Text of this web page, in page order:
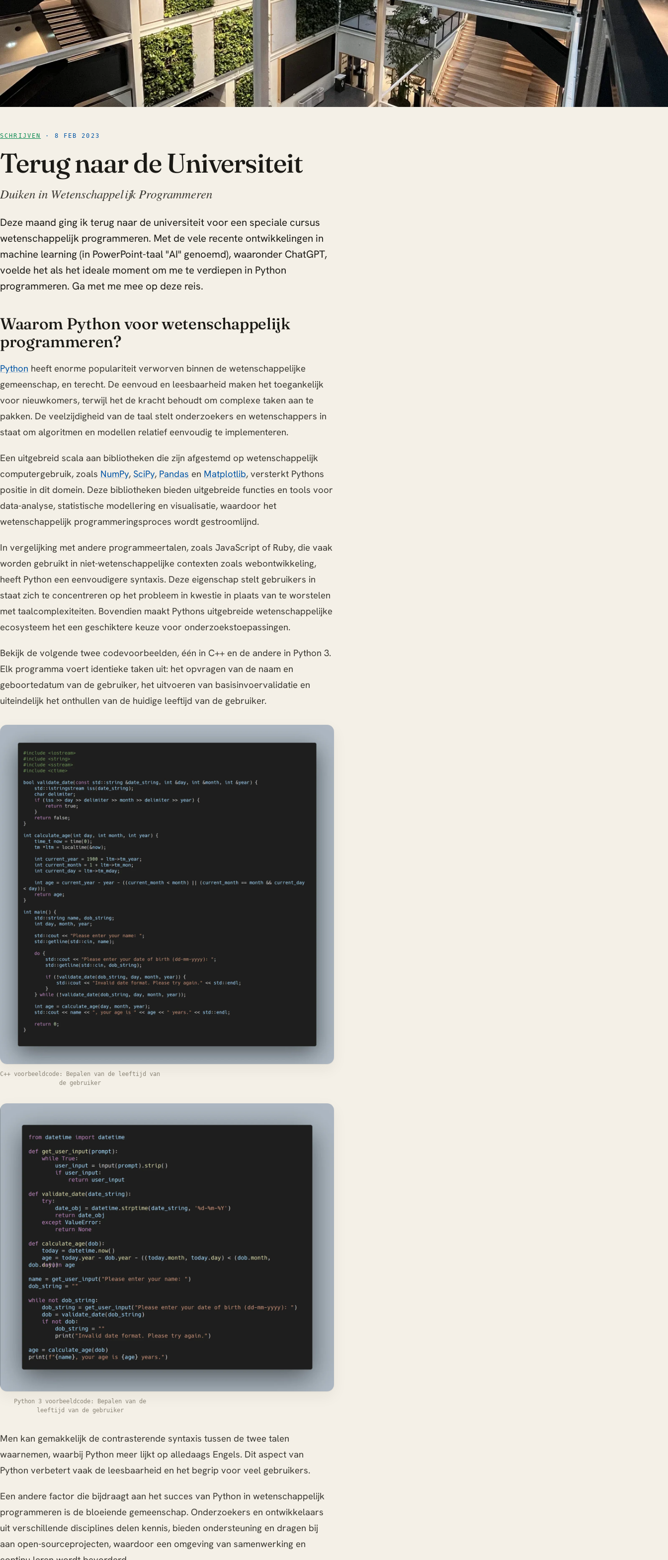
SCHRIJVEN · 8 FEB 2023
Terug naar de Universiteit
Duiken in Wetenschappelijk Programmeren
Deze maand ging ik terug naar de universiteit voor een speciale cursus
wetenschappelijk programmeren. Met de vele recente ontwikkelingen in
machine learning (in PowerPoint-taal "AI" genoemd), waaronder ChatGPT,
voelde het als het ideale moment om me te verdiepen in Python
programmeren. Ga met me mee op deze reis.
Waarom Python voor wetenschappelijk
programmeren?
Python heeft enorme populariteit verworven binnen de wetenschappelijke
gemeenschap, en terecht. De eenvoud en leesbaarheid maken het toegankelijk
voor nieuwkomers, terwijl het de kracht behoudt om complexe taken aan te
pakken. De veelzijdigheid van de taal stelt onderzoekers en wetenschappers in
staat om algoritmen en modellen relatief eenvoudig te implementeren.
Een uitgebreid scala aan bibliotheken die zijn afgestemd op wetenschappelijk
computergebruik, zoals NumPy, SciPy, Pandas en Matplotlib, versterkt Pythons
positie in dit domein. Deze bibliotheken bieden uitgebreide functies en tools voor
data-analyse, statistische modellering en visualisatie, waardoor het
wetenschappelijk programmeringsproces wordt gestroomlijnd.
In vergelijking met andere programmeertalen, zoals JavaScript of Ruby, die vaak
worden gebruikt in niet-wetenschappelijke contexten zoals webontwikkeling,
heeft Python een eenvoudigere syntaxis. Deze eigenschap stelt gebruikers in
staat zich te concentreren op het probleem in kwestie in plaats van te worstelen
met taalcomplexiteiten. Bovendien maakt Pythons uitgebreide wetenschappelijke
ecosysteem het een geschiktere keuze voor onderzoekstoepassingen.
Bekijk de volgende twee codevoorbeelden, één in C++ en de andere in Python 3.
Elk programma voert identieke taken uit: het opvragen van de naam en
geboortedatum van de gebruiker, het uitvoeren van basisinvoervalidatie en
uiteindelijk het onthullen van de huidige leeftijd van de gebruiker.
C++ voorbeeldcode: Bepalen van de leeftijd van
de gebruiker
Python 3 voorbeeldcode: Bepalen van de
leeftijd van de gebruiker
Men kan gemakkelijk de contrasterende syntaxis tussen de twee talen
waarnemen, waarbij Python meer lijkt op alledaags Engels. Dit aspect van
Python verbetert vaak de leesbaarheid en het begrip voor veel gebruikers.
Een andere factor die bijdraagt aan het succes van Python in wetenschappelijk
programmeren is de bloeiende gemeenschap. Onderzoekers en ontwikkelaars
uit verschillende disciplines delen kennis, bieden ondersteuning en dragen bij
aan open-sourceprojecten, waardoor een omgeving van samenwerking en